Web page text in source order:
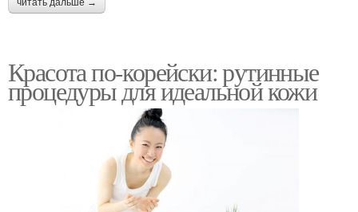
читать дальше →
Красота по-корейски: рутинные
процедуры для идеальной кожи